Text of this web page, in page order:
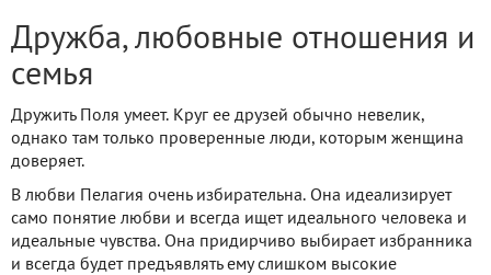
Дружба, любовные отношения и
семья
Дружить Поля умеет. Круг ее друзей обычно невелик,
однако там только проверенные люди, которым женщина
доверяет.
В любви Пелагия очень избирательна. Она идеализирует
само понятие любви и всегда ищет идеального человека и
идеальные чувства. Она придирчиво выбирает избранника
и всегда будет предъявлять ему слишком высокие